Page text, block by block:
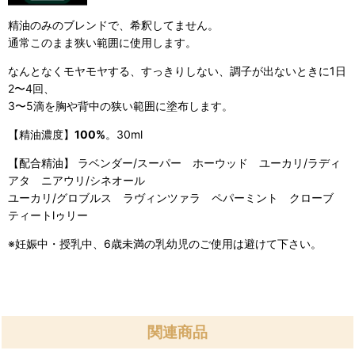
精油のみのブレンドで、希釈してません。
通常このまま狭い範囲に使用します。
なんとなくモヤモヤする、すっきりしない、調子が出ないときに1日
2〜4回、
3〜5滴を胸や背中の狭い範囲に塗布します。
【精油濃度】 100%。30ml
【配合精油】 ラベンダー/スーパー ホーウッド ユーカリ/ラディ
アタ ニアウリ/シネオール
ユーカリ/グロブルス ラヴィンツァラ ペパーミント クローブ
ティートlゥリー
※妊娠中・授乳中、6歳未満の乳幼児のご使用は避けて下さい。
関連商品